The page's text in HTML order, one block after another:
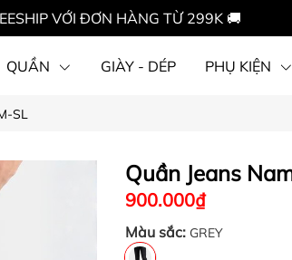
VỚI ĐƠN HÀNG TỪ 299K 🚚
QUẦN GIÀY - DÉP PHỤ KIỆN
SL
Quần Jeans
900.000₫
Màu sắc: GREY